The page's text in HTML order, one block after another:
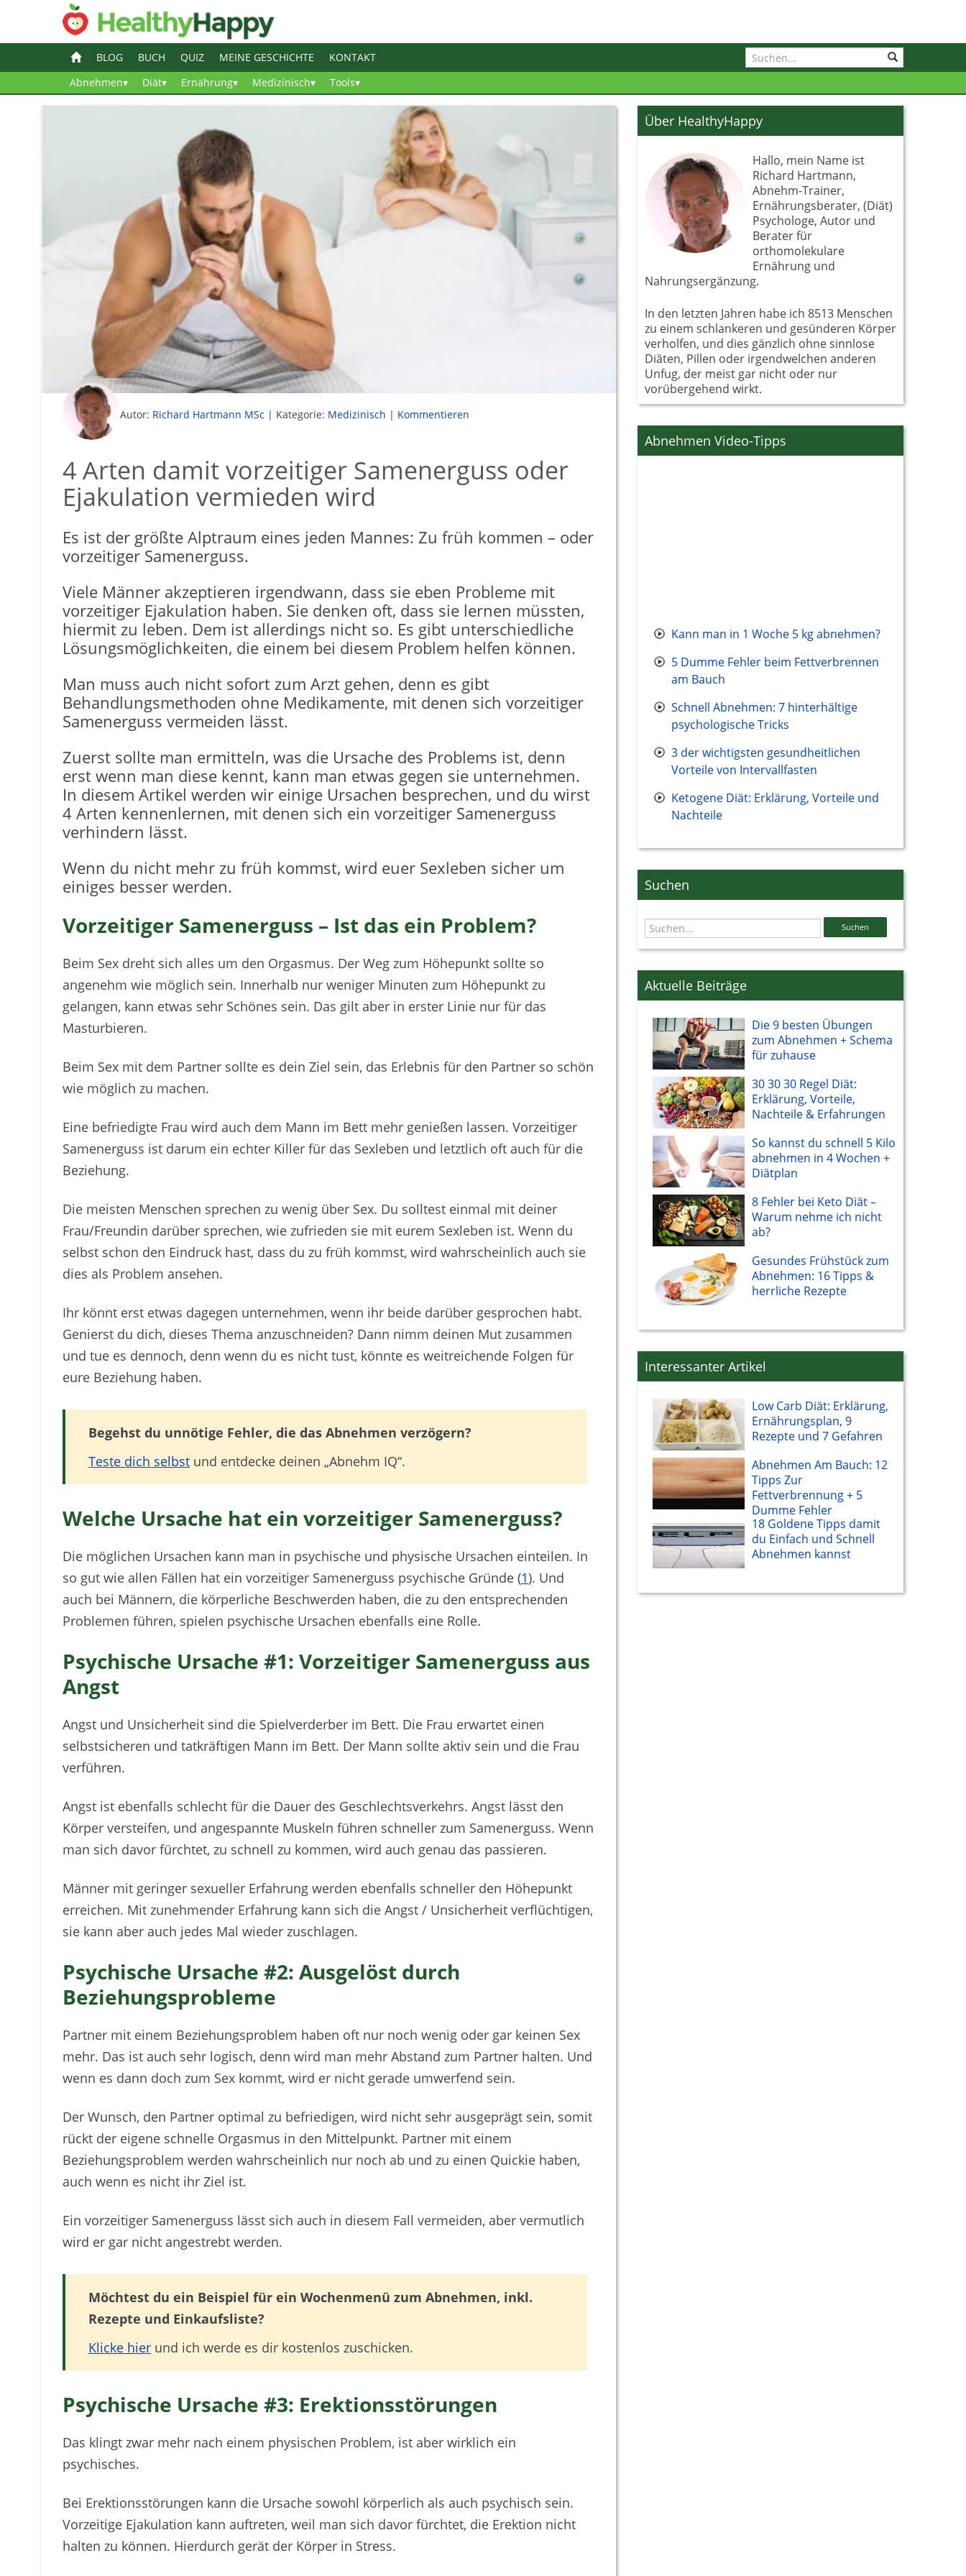
BLOG BUCH QUIZ MEINE GESCHICHTE
KONTAKT
Abnehmen▾
Diät▾ Ernährung▾ Medizinisch▾ Tools▾
Autor: Richard Hartmann MSc | Kategorie: Medizinisch | Kommentieren
4 Arten damit vorzeitiger Samenerguss oder
Ejakulation vermieden wird
Es ist der größte Alptraum eines jeden Mannes: Zu früh kommen – oder
vorzeitiger Samenerguss.
Viele Männer akzeptieren irgendwann, dass sie eben Probleme mit
vorzeitiger Ejakulation haben. Sie denken oft, dass sie lernen müssten,
hiermit zu leben. Dem ist allerdings nicht so. Es gibt unterschiedliche
Lösungsmöglichkeiten, die einem bei diesem Problem helfen können.
Man muss auch nicht sofort zum Arzt gehen, denn es gibt
Behandlungsmethoden ohne Medikamente, mit denen sich vorzeitiger
Samenerguss vermeiden lässt.
Zuerst sollte man ermitteln, was die Ursache des Problems ist, denn
erst wenn man diese kennt, kann man etwas gegen sie unternehmen.
In diesem Artikel werden wir einige Ursachen besprechen, und du wirst
4 Arten kennenlernen, mit denen sich ein vorzeitiger Samenerguss
verhindern lässt.
Wenn du nicht mehr zu früh kommst, wird euer Sexleben sicher um
einiges besser werden.
Vorzeitiger Samenerguss – Ist das ein Problem?
Beim Sex dreht sich alles um den Orgasmus. Der Weg zum Höhepunkt sollte so
angenehm wie möglich sein. Innerhalb nur weniger Minuten zum Höhepunkt zu
gelangen, kann etwas sehr Schönes sein. Das gilt aber in erster Linie nur für das
Masturbieren.
Beim Sex mit dem Partner sollte es dein Ziel sein, das Erlebnis für den Partner so schön
wie möglich zu machen.
Eine befriedigte Frau wird auch dem Mann im Bett mehr genießen lassen. Vorzeitiger
Samenerguss ist darum ein echter Killer für das Sexleben und letztlich oft auch für die
Beziehung.
Die meisten Menschen sprechen zu wenig über Sex. Du solltest einmal mit deiner
Frau/Freundin darüber sprechen, wie zufrieden sie mit eurem Sexleben ist. Wenn du
selbst schon den Eindruck hast, dass du zu früh kommst, wird wahrscheinlich auch sie
dies als Problem ansehen.
Ihr könnt erst etwas dagegen unternehmen, wenn ihr beide darüber gesprochen habt.
Genierst du dich, dieses Thema anzuschneiden? Dann nimm deinen Mut zusammen
und tue es dennoch, denn wenn du es nicht tust, könnte es weitreichende Folgen für
eure Beziehung haben.
Begehst du unnötige Fehler, die das Abnehmen verzögern?
Teste dich selbst und entdecke deinen „Abnehm IQ“.
Welche Ursache hat ein vorzeitiger Samenerguss?
Die möglichen Ursachen kann man in psychische und physische Ursachen einteilen. In
so gut wie allen Fällen hat ein vorzeitiger Samenerguss psychische Gründe (1). Und
auch bei Männern, die körperliche Beschwerden haben, die zu den entsprechenden
Problemen führen, spielen psychische Ursachen ebenfalls eine Rolle.
Psychische Ursache #1: Vorzeitiger Samenerguss aus
Angst
Angst und Unsicherheit sind die Spielverderber im Bett. Die Frau erwartet einen
selbstsicheren und tatkräftigen Mann im Bett. Der Mann sollte aktiv sein und die Frau
verführen.
Angst ist ebenfalls schlecht für die Dauer des Geschlechtsverkehrs. Angst lässt den
Körper versteifen, und angespannte Muskeln führen schneller zum Samenerguss. Wenn
man sich davor fürchtet, zu schnell zu kommen, wird auch genau das passieren.
Männer mit geringer sexueller Erfahrung werden ebenfalls schneller den Höhepunkt
erreichen. Mit zunehmender Erfahrung kann sich die Angst / Unsicherheit verflüchtigen,
sie kann aber auch jedes Mal wieder zuschlagen.
Psychische Ursache #2: Ausgelöst durch
Beziehungsprobleme
Partner mit einem Beziehungsproblem haben oft nur noch wenig oder gar keinen Sex
mehr. Das ist auch sehr logisch, denn wird man mehr Abstand zum Partner halten. Und
wenn es dann doch zum Sex kommt, wird er nicht gerade umwerfend sein.
Der Wunsch, den Partner optimal zu befriedigen, wird nicht sehr ausgeprägt sein, somit
rückt der eigene schnelle Orgasmus in den Mittelpunkt. Partner mit einem
Beziehungsproblem werden wahrscheinlich nur noch ab und zu einen Quickie haben,
auch wenn es nicht ihr Ziel ist.
Ein vorzeitiger Samenerguss lässt sich auch in diesem Fall vermeiden, aber vermutlich
wird er gar nicht angestrebt werden.
Möchtest du ein Beispiel für ein Wochenmenü zum Abnehmen, inkl.
Rezepte und Einkaufsliste?
Klicke hier und ich werde es dir kostenlos zuschicken.
Psychische Ursache #3: Erektionsstörungen
Das klingt zwar mehr nach einem physischen Problem, ist aber wirklich ein
psychisches.
Bei Erektionsstörungen kann die Ursache sowohl körperlich als auch psychisch sein.
Vorzeitige Ejakulation kann auftreten, weil man sich davor fürchtet, die Erektion nicht
halten zu können. Hierdurch gerät der Körper in Stress.
Über HealthyHappy
Hallo, mein Name ist
Richard Hartmann,
Abnehm-Trainer,
Ernährungsberater, (Diät)
Psychologe, Autor und
Berater für
orthomolekulare
Ernährung und
Nahrungsergänzung.
In den letzten Jahren habe ich 8513 Menschen
zu einem schlankeren und gesünderen Körper
verholfen, und dies gänzlich ohne sinnlose
Diäten, Pillen oder irgendwelchen anderen
Unfug, der meist gar nicht oder nur
vorübergehend wirkt.
Abnehmen Video-Tipps
Kann man in 1 Woche 5 kg abnehmen?
5 Dumme Fehler beim Fettverbrennen
am Bauch
Schnell Abnehmen: 7 hinterhältige
psychologische Tricks
3 der wichtigsten gesundheitlichen
Vorteile von Intervallfasten
Ketogene Diät: Erklärung, Vorteile und
Nachteile
Suchen
Aktuelle Beiträge
Die 9 besten Übungen
zum Abnehmen + Schema
für zuhause
30 30 30 Regel Diät:
Erklärung, Vorteile,
Nachteile & Erfahrungen
So kannst du schnell 5 Kilo
abnehmen in 4 Wochen +
Diätplan
8 Fehler bei Keto Diät –
Warum nehme ich nicht
ab?
Gesundes Frühstück zum
Abnehmen: 16 Tipps &
herrliche Rezepte
Interessanter Artikel
Low Carb Diät: Erklärung,
Ernährungsplan, 9
Rezepte und 7 Gefahren
Abnehmen Am Bauch: 12
Tipps Zur
Fettverbrennung + 5
Dumme Fehler
18 Goldene Tipps damit
du Einfach und Schnell
Abnehmen kannst